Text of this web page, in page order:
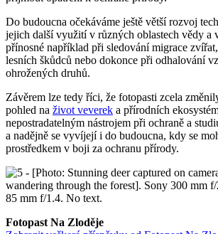
Do budoucna očekáváme ještě větší rozvoj
jejich další využití v různých oblastech vědy a
přínosné například při sledování migrace
lesních škůdců nebo dokonce při odhalování
ohrožených druhů.
Závěrem lze tedy říci, že fotopasti zcela
pohled na život veverek a přírodních
nepostradatelným nástrojem při ochraně a
a nadějně se vyvíjejí i do budoucna, kdy se
prostředkem v boji za ochranu přírody.
Fotopast Na Zloděje